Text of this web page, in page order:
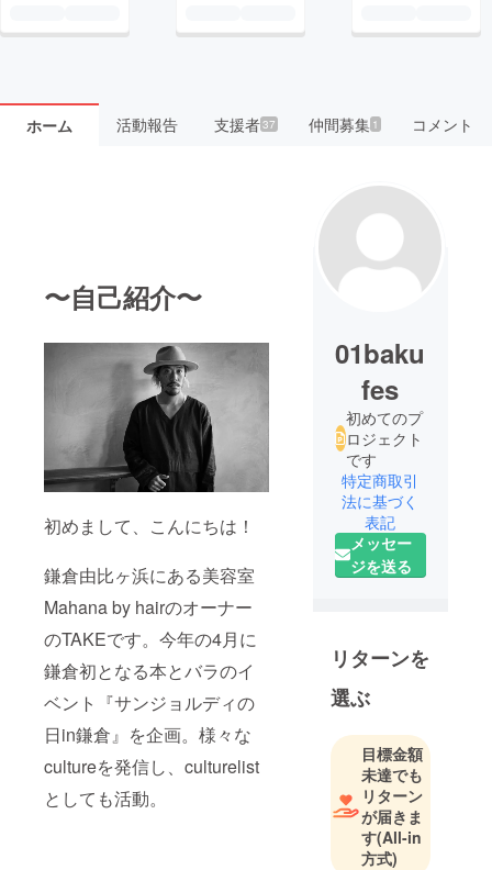
ホーム 活動報告 支援者37 仲間募集 1 コメント
〜自己紹介〜
初めまして、こんにちは！
鎌倉由比ヶ浜にある美容室
Mahana by hairのオーナー
のTAKEです。今年の4月に
鎌倉初となる本とバラのイ
ベント『サンジョルディの
日in鎌倉』を企画。様々な
cultureを発信し、culturelist
としても活動。
01baku
fes
初めてのプ
ロジェクト
です
特定商取引
法に基づく
表記
メッセー
ジを送る
リターンを
選ぶ
目標金額
未達でも
リターン
が届きま
す(All-in
方式)